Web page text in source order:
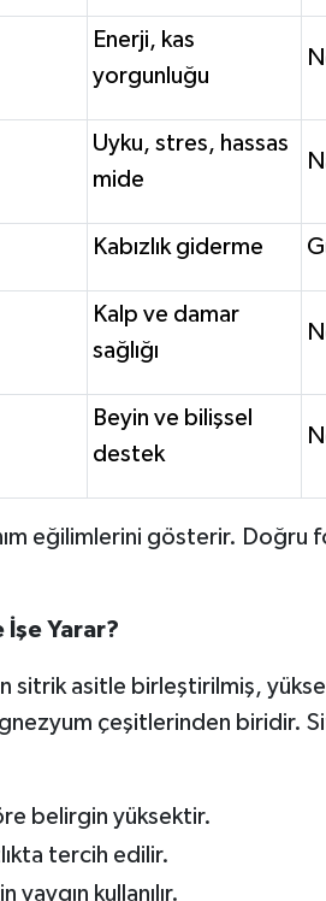
Enerji, kas
yorgunluğu
Uyku, stres, hassas
mide
Kabızlık giderme
Kalp ve damar
sağlığı
Beyin ve bilişsel
destek
eğilimlerini gösterir. Doğru
Yarar?
sitrik asitle birleştirilmiş,
çeşitlerinden biridir.
belirgin yüksektir.
tercih edilir.
kullanılır.